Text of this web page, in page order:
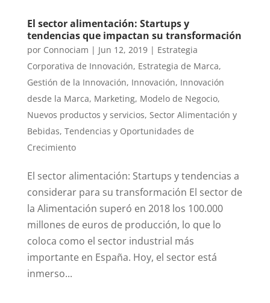
El sector alimentación: Startups y
tendencias que impactan su transformación
por Connociam | Jun 12, 2019| Estrategia
Corporativa de Innovación, Estrategia de Marca,
Gestión de la Innovación, Innovación, Innovación
desde la Marca, Marketing, Modelo de Negocio,
Nuevos productos y servicios, Sector Alimentación y
Bebidas, Tendencias y Oportunidades de
Crecimiento
El sector alimentación: Startups y tendencias a
considerar para su transformación El sector de
la Alimentación superó en 2018 los 100.000
millones de euros de producción, lo que lo
coloca como el sector industrial más
importante en España. Hoy, el sector está
inmerso...